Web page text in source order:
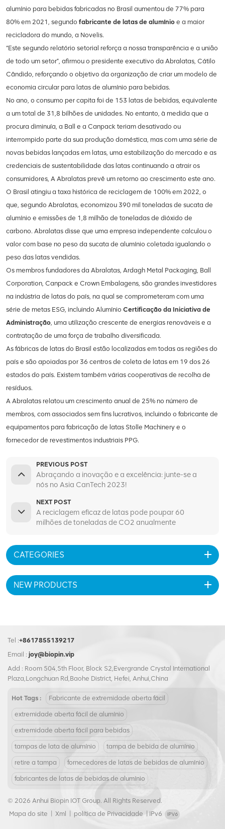
alumínio para bebidas fabricadas no Brasil aumentou de 77% para
80% em 2021, segundo fabricante de latas de alumínio e a maior
recicladora do mundo, a Novelis.
“Este segundo relatório setorial reforça a nossa transparência e a união
de todo um setor”, afirmou o presidente executivo da Abralatas, Cátilo
Cândido, reforçando o objetivo da organização de criar um modelo de
economia circular para latas de alumínio para bebidas.
No ano, o consumo per capita foi de 153 latas de bebidas, equivalente
a um total de 31,8 bilhões de unidades. No entanto, à medida que a
procura diminuía, a Ball e a Canpack teriam desativado ou
interrompido parte da sua produção doméstica, mas com uma série de
novas bebidas lançadas em latas, uma estabilização do mercado e as
credenciais de sustentabilidade das latas continuando a atrair os
consumidores, A Abralatas prevê um retorno ao crescimento este ano.
O Brasil atingiu a taxa histórica de reciclagem de 100% em 2022, o
que, segundo Abralatas, economizou 390 mil toneladas de sucata de
alumínio e emissões de 1,8 milhão de toneladas de dióxido de
carbono. Abralatas disse que uma empresa independente calculou o
valor com base no peso da sucata de alumínio coletada igualando o
peso das latas vendidas.
Os membros fundadores da Abralatas, Ardagh Metal Packaging, Ball
Corporation, Canpack e Crown Embalagens, são grandes investidores
na indústria de latas do país, na qual se comprometeram com uma
série de metas ESG, incluindo Alumínio Certificação da Iniciativa de
Administração , uma utilização crescente de energias renováveis e a
contratação de uma força de trabalho diversificada.
As fábricas de latas do Brasil estão localizadas em todas as regiões do
país e são apoiadas por 36 centros de coleta de latas em 19 dos 26
estados do país. Existem também várias cooperativas de recolha de
resíduos.
A Abralatas relatou um crescimento anual de 25% no número de
membros, com associados sem fins lucrativos, incluindo o fabricante de
equipamentos para fabricação de latas Stolle Machinery e o
fornecedor de revestimentos industriais PPG.
PREVIOUS POST
Abraçando a inovação e a excelência: junte-se a
nós no Asia CanTech 2023!
NEXT POST
A reciclagem eficaz de latas pode poupar 60
milhões de toneladas de CO2 anualmente
CATEGORIES
NEW PRODUCTS
Tel :+8617855139217
Email : joy@biopin.vip
Add : Room 504,5th Floor, Block S2,Evergrande Crystal International
Plaza,Longchuan Rd,Baohe District, Hefei, Anhui,China
Hot Tags : Fabricante de extremidade aberta fácil
extremidade aberta fácil de alumínio
extremidade aberta fácil para bebidas
tampas de lata de alumínio tampa de bebida de alumínio
retire a tampa fornecedores de latas de bebidas de alumínio
fabricantes de latas de bebidas de alumínio
© 2026 Anhui Biopin IOT Group. All Rights Reserved.
Mapa do site
Xml política de Privacidade IPv6